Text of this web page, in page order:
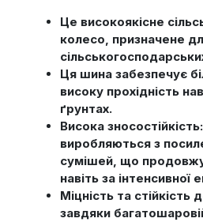
Це високоякісне
колесо, призначене
Ця шина забезпечує
високу прохідність
ґрунтах.
Висока
виробляються з
сумішей, що
навіть за інтенсивної
Міцність та
завдяки